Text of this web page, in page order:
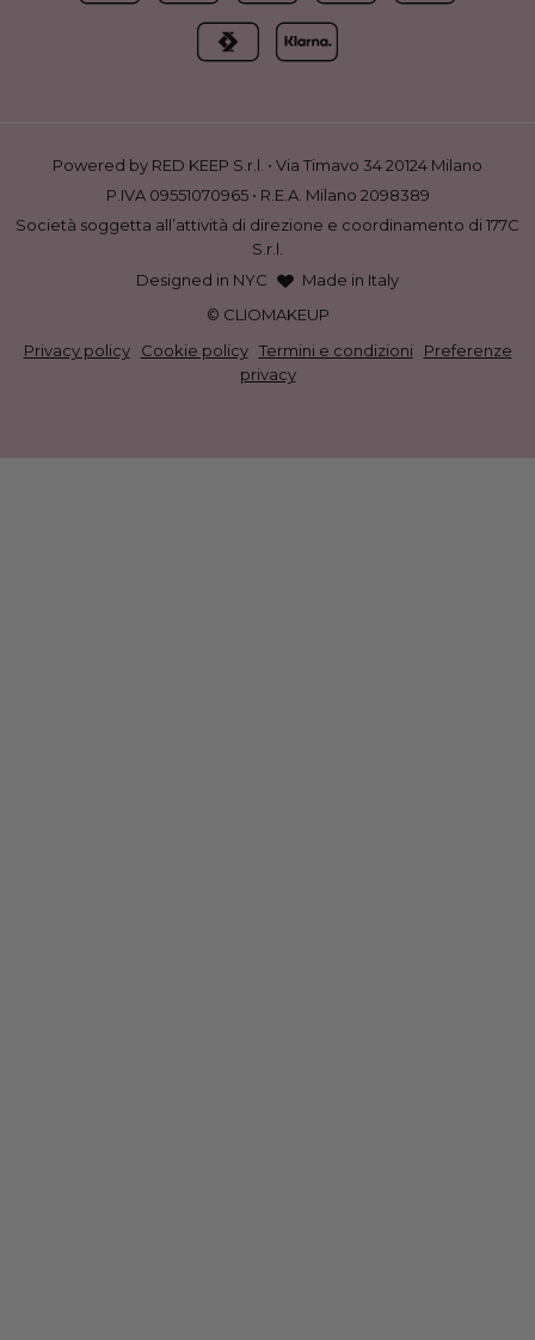
Powered by RED KEEP S.r.l. • Via Timavo 34 20124 Milano
P.IVA 09551070965 • R.E.A. Milano 2098389
Società soggetta all’attività di direzione e coordinamento di 177C
S.r.l.
Designed in NYC
Made in Italy
© CLIOMAKEUP
Privacy policy· Cookie policy· Termini e condizioni
Preferenze
privacy